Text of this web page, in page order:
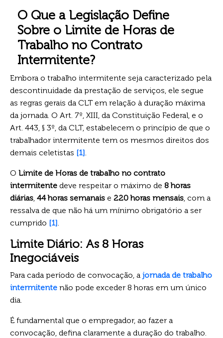
O Que a Legislação Define
Sobre o Limite de Horas de
Trabalho no Contrato
Intermitente?
Embora o trabalho intermitente seja caracterizado pela
descontinuidade da prestação de serviços, ele segue
as regras gerais da CLT em relação à duração máxima
da jornada. O Art. 7º, XIII, da Constituição Federal, e o
Art. 443, § 3º, da CLT, estabelecem o princípio de que o
trabalhador intermitente tem os mesmos direitos dos
demais celetistas [1].
O Limite de Horas de trabalho no contrato
intermitente deve respeitar o máximo de 8 horas
diárias, 44 horas semanais e 220 horas mensais, com a
ressalva de que não há um mínimo obrigatório a ser
cumprido [1].
Limite Diário: As 8 Horas
Inegociáveis
Para cada período de convocação, a jornada de trabalho
intermitente não pode exceder 8 horas em um único
dia.
É fundamental que o empregador, ao fazer a
convocação, defina claramente a duração do trabalho.